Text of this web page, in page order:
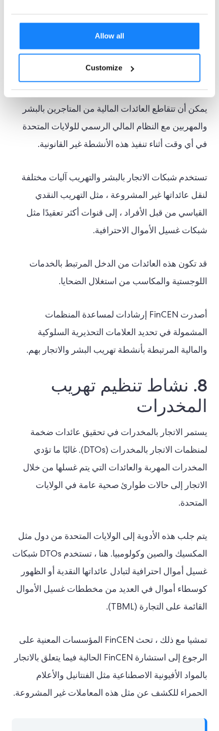
Allow all
Customize
7. الاتجار بالبشر وتهريب
البشر
يمكن أن تتقاطع العائدات المالية من المتاجرين بالبشر
والمهربين مع النظام المالي الرسمي للولايات المتحدة
في أي وقت أثناء تنفيذ هذه الأنشطة غير القانونية.
تستخدم شبكات الاتجار بالبشر والتهريب آليات مختلفة
لنقل عائداتها غير المشروعة ، مثل التهريب النقدي
القياسي من قبل الأفراد ، إلى قنوات أكثر تعقيدًا مثل
شبكات غسيل الأموال الاحترافية.
قد تكون هذه العائدات من الدخل المرتبط بالخدمات
اللوجستية والمكاسب من استغلال الضحايا.
أصدرت FinCEN إرشادات لمساعدة المنظمات
المشمولة في تحديد العلامات التحذيرية السلوكية
والمالية المرتبطة بأنشطة تهريب البشر والاتجار بهم.
8. نشاط تنظيم تهريب
المخدرات
يستمر الاتجار بالمخدرات في تحقيق عائدات ضخمة
لمنظمات الاتجار بالمخدرات (DTOs). غالبًا ما تؤدي
المخدرات المهربة والعائدات التي يتم غسلها من خلال
الاتجار إلى حالات طوارئ صحية عامة في الولايات
المتحدة.
يتم جلب هذه الأدوية إلى الولايات المتحدة من دول مثل
المكسيك والصين وكولومبيا. هنا ، تستخدم DTOs شبكات
غسيل أموال احترافية لتبادل عائداتها النقدية أو الظهور
كوسطاء أموال في العديد من مخططات غسيل الأموال
القائمة على التجارة (TBML).
تمشيا مع ذلك ، تحث FinCEN المؤسسات المعنية على
الرجوع إلى استشارة FinCEN الحالية فيما يتعلق بالاتجار
بالمواد الأفيونية الاصطناعية مثل الفنتانيل والأعلام
الحمراء للكشف عن مثل هذه المعاملات غير المشروعة.